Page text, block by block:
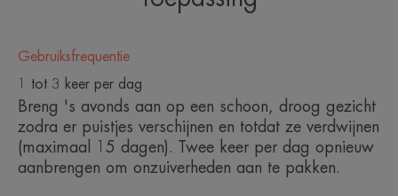
Laboratoria van Avène.
Voordeel
De nieuwste innovatie van de Laboratoria Pierre
Fabre die hardnekkige puistjes aanpakt voor
Gebruiksfrequentie
1 tot 3 keer per dag
Breng 's avonds aan op een schoon, droog gezicht
zodra er puistjes verschijnen en totdat ze verdwijnen
(maximaal 15 dagen). Twee keer per dag opnieuw
aanbrengen om onzuiverheden aan te pakken.